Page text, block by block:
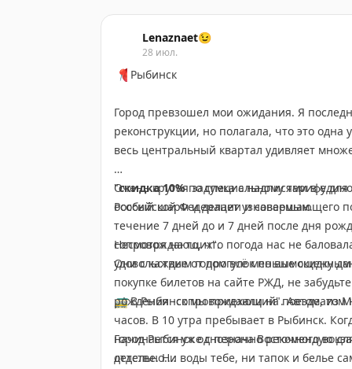
Lenaznaet😉
28 июл.
📍 Рыбинск
Город превзошел мои ожидания. Я
реконструкции, но полагала, что это
весь центральный квартал удивляет
Очень крутая задумка с надписями в
особый шарм и делает узнаваемым.
Несмотря на то, что погода нас не
удовольствие от прогулок по
🚃В Рыбинск мы приехали на поезде, из
часов. В 10 утра пребывает в Рыбинск.
начинается уже с перона Восточного
детстве. Ни воды тебе, ни тапок и белье
"скидка 10%по специальному тарифу
Российской Федерации и совершающего
течение 7 дней до и 7 дней после дня
сопровождающих".
Они с каждым годом всё меньше скидку
покупке билетов на сайте РЖД, не
рождения -сопровождающий". Автоматом
Город Рыбинск однозначно рекомендую
отдельно.